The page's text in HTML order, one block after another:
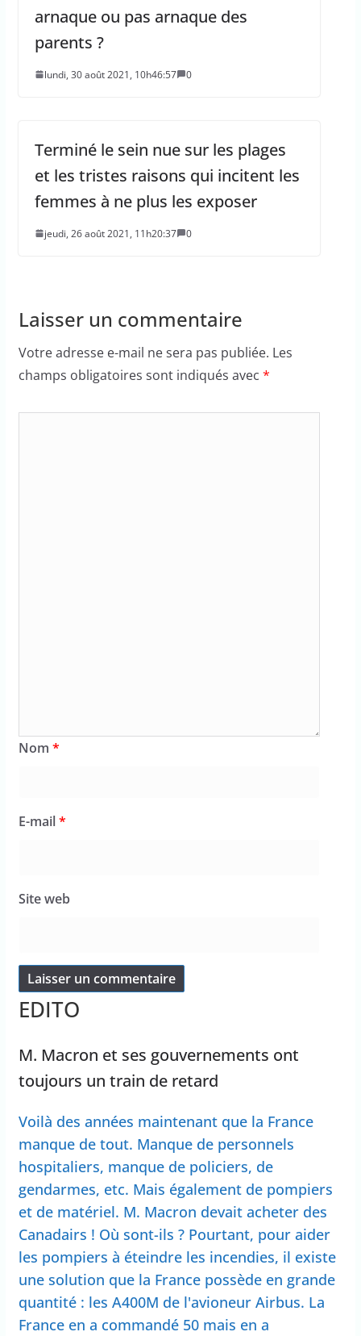
arnaque ou pas arnaque des
parents ?
lundi, 30 août 2021, 10h46:57 0
Terminé le sein nue sur les plages
et les tristes raisons qui incitent les
femmes à ne plus les exposer
jeudi, 26 août 2021, 11h20:37 0
Laisser un commentaire
Votre adresse e-mail ne sera pas publiée. Les
champs obligatoires sont indiqués avec *
Nom *
E-mail*
Site web
EDITO
M. Macron et ses gouvernements ont
toujours un train de retard
Voilà des années maintenant que la France
manque de tout. Manque de personnels
hospitaliers, manque de policiers, de
gendarmes, etc. Mais également de pompiers
et de matériel. M. Macron devait acheter des
Canadairs ! Où sont-ils ? Pourtant, pour aider
les pompiers à éteindre les incendies, il existe
une solution que la France possède en grande
quantité : les A400M de l'avioneur Airbus. La
France en a commandé 50 mais en a